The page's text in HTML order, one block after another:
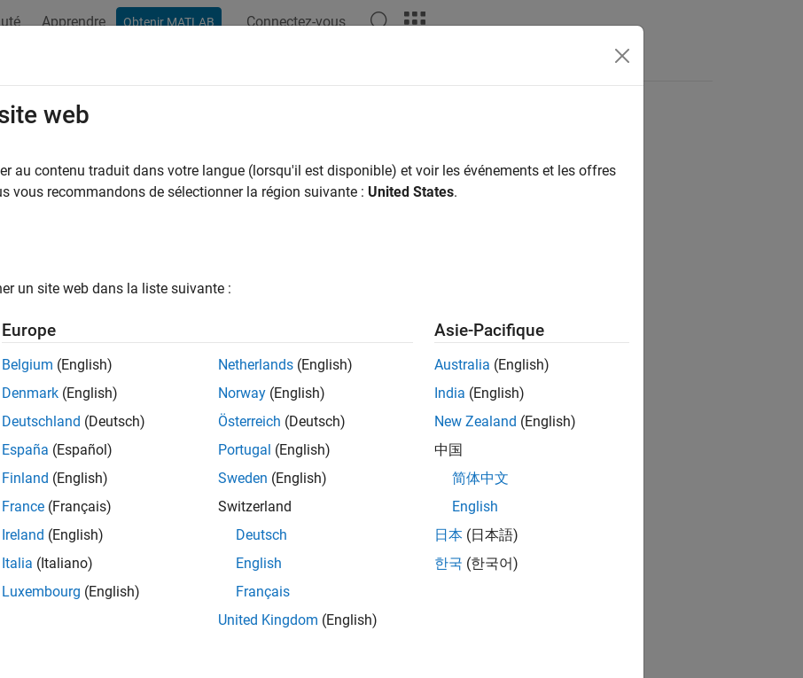
Apprendre Obtenir MATLAB Connectez-vous
How useful was this information?
web
au contenu traduit dans votre langue (lorsqu'il est disponible) et voir les événements et les offres
vous recommandons de sélectionner la région suivante : United States.
un site web dans la liste suivante :
Europe
Belgium (English)
Denmark (English)
Deutschland (Deutsch)
España (Español)
Finland (English)
France (Français)
Ireland (English)
Italia (Italiano)
Luxembourg (English)
Netherlands (English)
Norway (English)
Österreich (Deutsch)
Portugal (English)
Sweden (English)
Switzerland
Deutsch
English
Français
United Kingdom (English)
Asie-Pacifique
Australia (English)
India (English)
New Zealand (English)
中国
简体中文
English
日本 (日本語)
한국 (한국어)